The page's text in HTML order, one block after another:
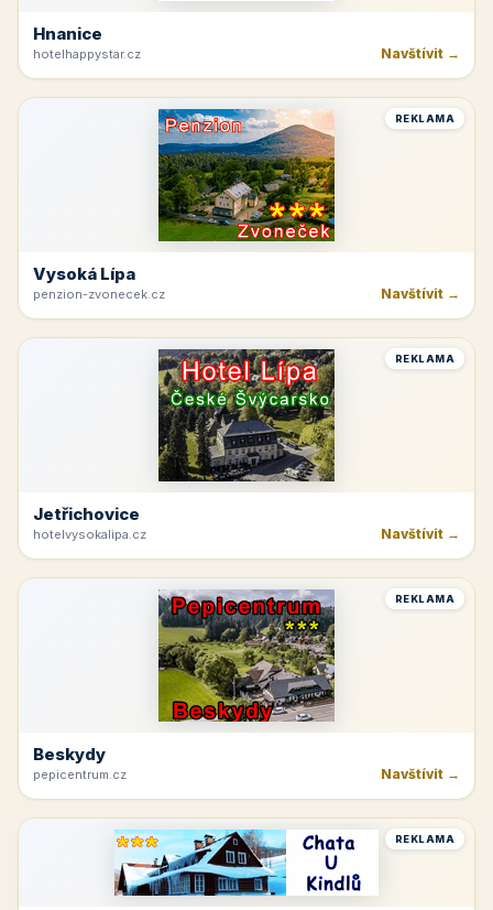
Hnanice
hotelhappystar.cz Navštívit →
REKLAMA
Vysoká Lípa
penzion-zvonecek.cz Navštívit →
REKLAMA
Jetřichovice
hotelvysokalipa.cz Navštívit →
REKLAMA
Beskydy
pepicentrum.cz Navštívit →
REKLAMA